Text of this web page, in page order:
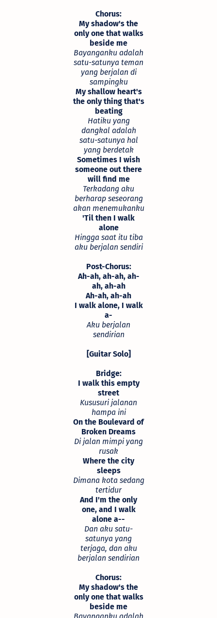
Chorus:
My shadow's the
only one that walks
beside me
Bayanganku adalah
satu-satunya teman
yang berjalan di
sampingku
My shallow heart's
the only thing that's
beating
Hatiku yang
dangkal adalah
satu-satunya hal
yang berdetak
Sometimes I wish
someone out there
will find me
Terkadang aku
berharap seseorang
akan menemukanku
'Til then I walk
alone
Hingga saat itu tiba
aku berjalan sendiri
Post-Chorus:
Ah-ah, ah-ah, ah-
ah, ah-ah
Ah-ah, ah-ah
I walk alone, I walk
a-
Aku berjalan
sendirian
[Guitar Solo]
Bridge:
I walk this empty
street
Kususuri jalanan
hampa ini
On the Boulevard of
Broken Dreams
Di jalan mimpi yang
rusak
Where the city
sleeps
Dimana kota sedang
tertidur
And I'm the only
one, and I walk
alone a--
Dan aku satu-
satunya yang
terjaga, dan aku
berjalan sendirian
Chorus:
My shadow's the
only one that walks
beside me